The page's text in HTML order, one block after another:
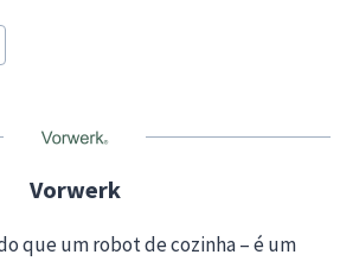
Vorwerk
que um robot de cozinha – é um